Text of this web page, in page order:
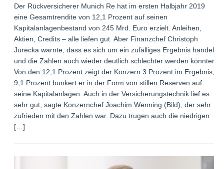
Der Rückversicherer Munich Re hat im ersten Halbjahr 2019
eine Gesamtrendite von 12,1 Prozent auf seinen
Kapitalanlagenbestand von 245 Mrd. Euro erzielt. Anleihen,
Aktien, Credits – alle liefen gut. Aber Finanzchef Christoph
Jurecka warnte, dass es sich um ein zufälliges Ergebnis handele
und die Zahlen auch wieder deutlich schlechter werden könnten.
Von den 12,1 Prozent zeigt der Konzern 3 Prozent im Ergebnis,
9,1 Prozent bunkert er in der Form von stillen Reserven auf
seine Kapitalanlagen. Auch in der Versicherungstechnik lief es
sehr gut, sagte Konzernchef Joachim Wenning (Bild), der sehr
zufrieden mit den Zahlen war. Dazu trugen auch die niedrigen
[…]